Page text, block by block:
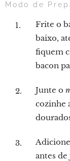
Modo de
Frite o
baixo,
fiquem
bacon
Junte o
cozinhe
antes